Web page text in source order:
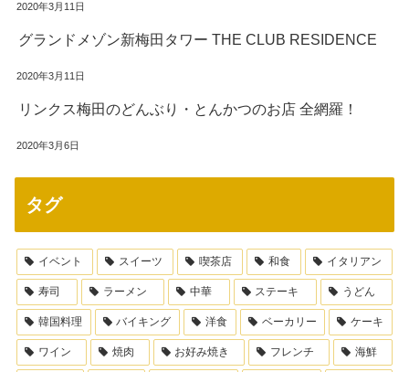
2020年3月11日
グランドメゾン新梅田タワー THE CLUB RESIDENCE
2020年3月11日
リンクス梅田のどんぶり・とんかつのお店 全網羅！
2020年3月6日
タグ
イベント スイーツ 喫茶店 和食 イタリアン
寿司 ラーメン 中華 ステーキ うどん
韓国料理 バイキング 洋食 ベーカリー ケーキ
ワイン 焼肉 お好み焼き フレンチ 海鮮